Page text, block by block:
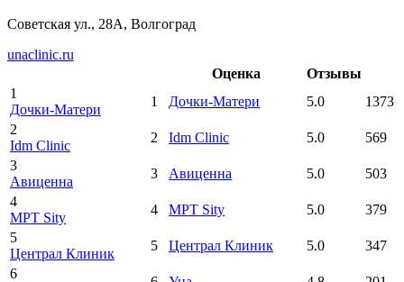
Советская ул., 28А, Волгоград
unaclinic.ru
Оценка
Отзывы
1
Дочки-Матери
1 Дочки-Матери 5.0
1373
2
Idm Clinic
2 Idm Clinic 5.0
569
3
Авиценна
3 Авиценна 5.0
503
4
МРТ Sity
4 МРТ Sity 5.0
379
5
Централ Клиник
5 Централ Клиник 5.0
347
6